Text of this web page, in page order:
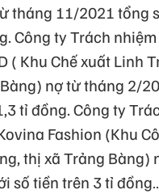
tháng 11/2021 tổng
Công ty Trách
( Khu Chế xuất Linh
nợ từ tháng 2/
tỉ đồng. Công ty
Fashion (Khu
thị xã Trảng Bàng)
số tiền trên 3 tỉ